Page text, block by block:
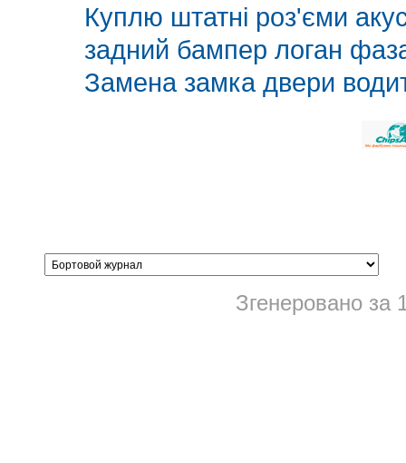
Куплю штатні роз'єми
задний бампер логан
Замена замка двери
Згенеровано за